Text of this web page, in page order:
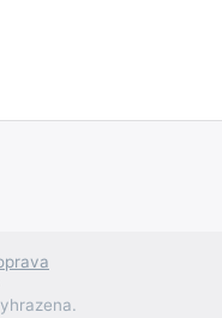
oleje 0–3)
na vlastnost